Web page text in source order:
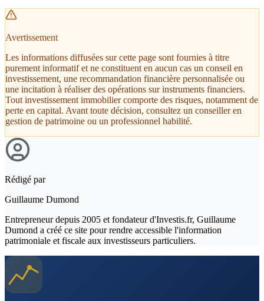
Avertissement
Les informations diffusées sur cette page sont fournies à titre
purement informatif et ne constituent en aucun cas un conseil en
investissement, une recommandation financière personnalisée ou
une incitation à réaliser des opérations sur instruments financiers.
Tout investissement immobilier comporte des risques, notamment de
perte en capital. Avant toute décision, consultez un conseiller en
gestion de patrimoine ou un professionnel habilité.
Rédigé par
Guillaume Dumond
Entrepreneur depuis 2005 et fondateur d'Investis.fr, Guillaume
Dumond a créé ce site pour rendre accessible l'information
patrimoniale et fiscale aux investisseurs particuliers.